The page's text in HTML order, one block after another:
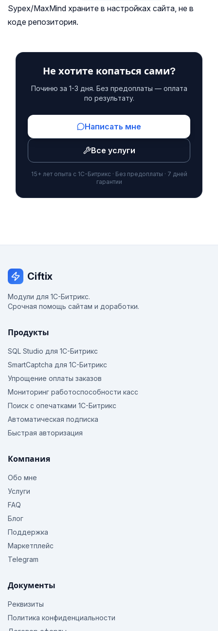
Sypex/MaxMind храните в настройках сайта, не в
коде репозитория.
Не хотите копаться сами?
Починю за 1-3 дня. Без предоплаты — оплата
по результату.
Написать мне
Все услуги
15+ лет опыта с 1С-Битрикс · Без предоплаты · 7 дней
гарантии
Ciftix
Модули для 1С-Битрикс.
Срочная помощь сайтам и доработки.
Продукты
SQL Studio для 1С-Битрикс
SmartCaptcha для 1С-Битрикс
Упрощение оплаты заказов
Мониторинг работоспособности касс
Поиск с опечатками 1С-Битрикс
Автоматическая подписка
Быстрая авторизация
Компания
Обо мне
Услуги
FAQ
Блог
Поддержка
Маркетплейс
Telegram
Документы
Реквизиты
Политика конфиденциальности